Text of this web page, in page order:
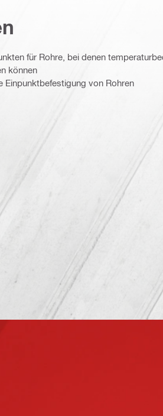
für Rohre, bei denen
können
Einpunktbefestigung von Rohren